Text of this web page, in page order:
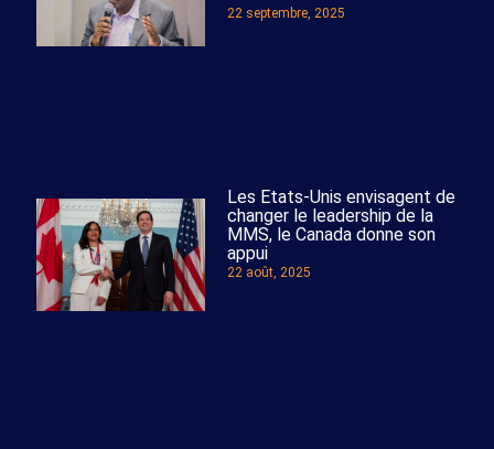
22 septembre, 2025
Les Etats-Unis envisagent de
changer le leadership de la
MMS, le Canada donne son
appui
22 août, 2025